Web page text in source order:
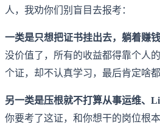
人，我劝你们别盲目去报考：
一类是只想把证书挂出去，躺着赚钱
没价值了，所有的收益都得靠个人
个证，却不认真学习，最后肯定啥都
另一类是压根就不打算从事运维、
你要考了这证，和你想干的岗位根